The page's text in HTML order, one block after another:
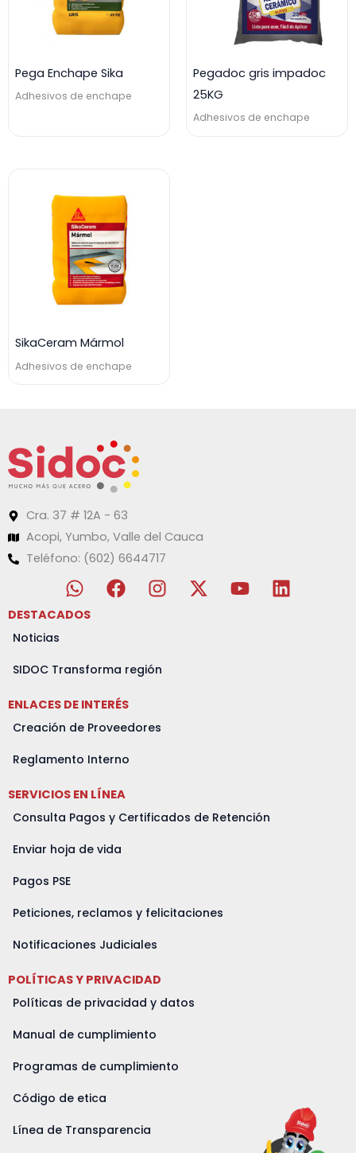
Pega Enchape Sika
Adhesivos de enchape
Pegadoc gris impadoc
25KG
Adhesivos de enchape
SikaCeram Mármol
Adhesivos de enchape
Cra. 37 # 12A - 63
Acopi, Yumbo, Valle del Cauca
Teléfono: (602) 6644717
W
h
a
a
p
F
a
o
o
k
I
n
g
m
X
-
Y
o
L
i
DESTACADOS
Noticias
SIDOC Transforma región
ENLACES DE INTERÉS
Creación de Proveedores
Reglamento Interno
SERVICIOS EN LÍNEA
Consulta Pagos y Certificados de Retención
Enviar hoja de vida
Pagos PSE
Peticiones, reclamos y felicitaciones
Notificaciones Judiciales
POLÍTICAS Y PRIVACIDAD
Políticas de privacidad y datos
Manual de cumplimiento
Programas de cumplimiento
Código de etica
Línea de Transparencia